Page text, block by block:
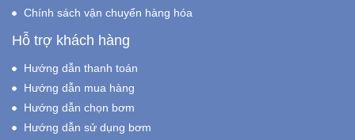
Chính sách vận chuyển hàng hóa
Hỗ trợ khách hàng
Hướng dẫn thanh toán
Hướng dẫn mua hàng
Hướng dẫn chọn bơm
Hướng dẫn sử dụng bơm